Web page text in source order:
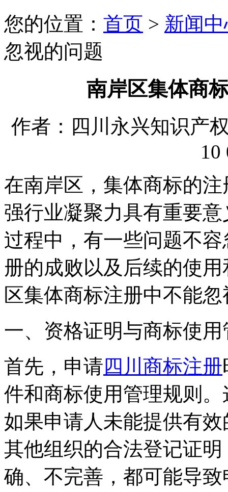
您的位置： 首页 > 新闻
忽视的问题
南岸区集体商
作者：四川永兴知识产
10
在南岸区，集体商标的
强行业凝聚力具有重要
过程中，有一些问题不
册的成败以及后续的使
区集体商标注册中不能
一、资格证明与商标使
首先，申请四川商标注册
件和商标使用管理规则
如果申请人未能提供有
其他组织的合法登记证
确、不完善，都可能导